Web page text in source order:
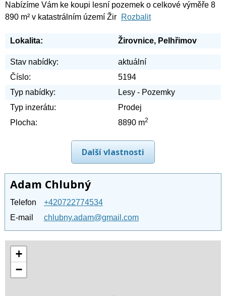
Nabízíme Vám ke koupi lesní pozemek o celkové výměře 8
890 m² v katastrálním území Žir
Rozbalit
Lokalita: Žirovnice, Pelhřimov
Stav nabídky:
aktuální
Číslo:
5194
Typ nabídky:
Lesy - Pozemky
Typ inzerátu:
Prodej
Plocha:
8890 m2
Další vlastnosti
Adam Chlubný
Telefon
+420722774534
E-mail
chlubny.adam@gmail.com
+
−